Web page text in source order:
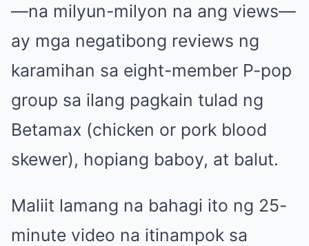
—na milyun-milyon na ang views—
ay mga negatibong reviews ng
karamihan sa eight-member P-pop
group sa ilang pagkain tulad ng
Betamax (chicken or pork blood
skewer), hopiang baboy, at balut.
Maliit lamang na bahagi ito ng 25-
minute video na itinampok sa